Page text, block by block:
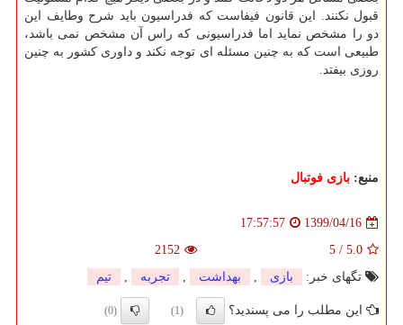
قبول نکنند. این قانون فیفاست که فدراسیون باید شرح وطایف این
دو را مشخص نماید اما فدراسیونی که راس آن مشخص نمی باشد،
طبیعی است که به چنین مسئله ای توجه نکند و داوری کشور به چنین
روزی بیفتد.
منبع: بازی فوتبال
1399/04/16
17:57:57
5.0
/
5
2152
تگهای خبر:
بازی , بهداشت , تجربه , تیم
این مطلب را می پسندید؟ (1)
(0)